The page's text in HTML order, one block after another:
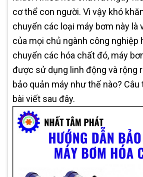
cơ thể con người. Vì vậy khó
chuyển các loại máy bơm này là
của mọi chủ ngành công nghiệp
chuyển các hóa chất đó, máy
được sử dụng linh động và rộng
bảo quản máy như thế nào?
bài viết sau đây.